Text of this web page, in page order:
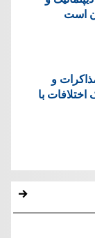
است
و
با